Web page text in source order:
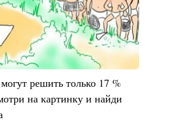
решить только 17 %
на картинку и найди